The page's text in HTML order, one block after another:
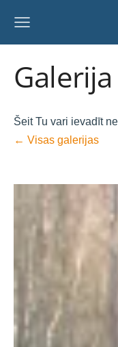
Galerija
Šeit Tu vari ievadīt
Visas galerijas